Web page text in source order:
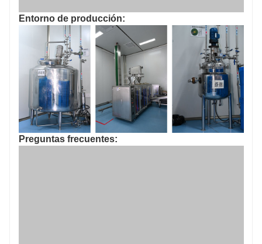
Entorno de producción:
Preguntas frecuentes: